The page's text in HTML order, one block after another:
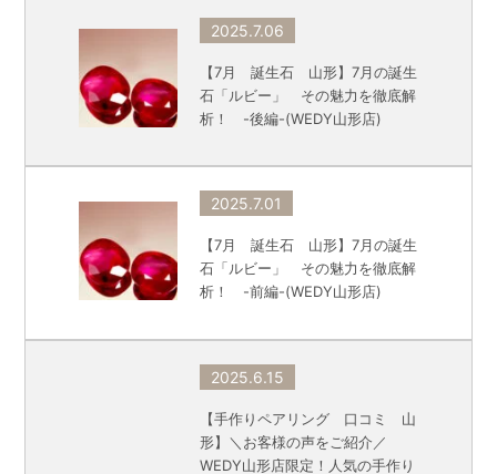
2025.7.06
【7月 誕生石 山形】7月の誕生
石「ルビー」 その魅力を徹底解
析！ -後編-(WEDY山形店)
2025.7.01
【7月 誕生石 山形】7月の誕生
石「ルビー」 その魅力を徹底解
析！ -前編-(WEDY山形店)
2025.6.15
【手作りペアリング 口コミ 山
形】＼お客様の声をご紹介／
WEDY山形店限定！人気の手作り